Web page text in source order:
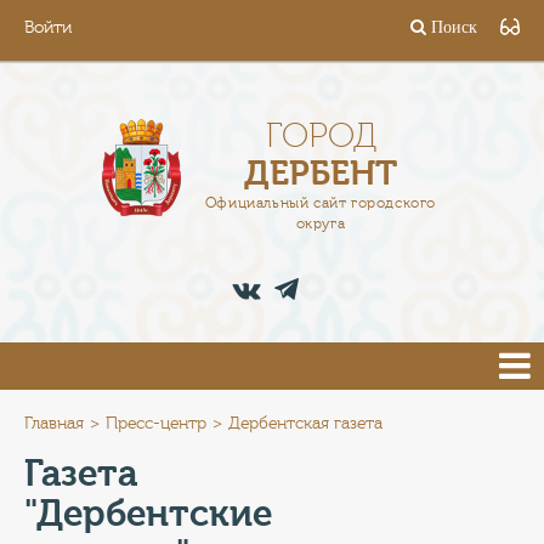
Войти Поиск
ГОРОД
ДЕРБЕНТ
Официальный сайт городского
округа
АДМИНИСТРАЦИЯ
ПРЕСС-ЦЕНТР
ТУРИСТАМ
Главная Пресс-центр Дербентская газета
Газета
"Дербентские